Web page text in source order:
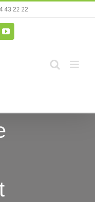
43 22 22
YouTube